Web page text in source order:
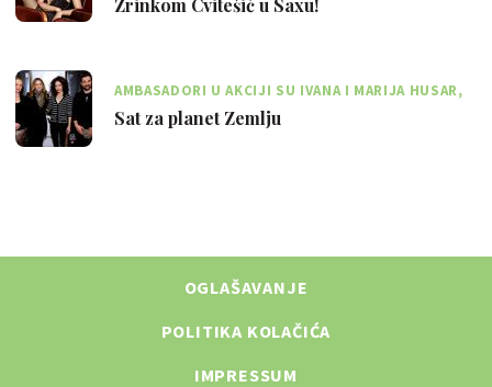
Zrinkom Cvitešić u Saxu!
AMBASADORI U AKCIJI SU IVANA I MARIJA HUSAR,
ZRINKA CVITEŠIĆ I HRVOJE RUPČIĆ
Sat za planet Zemlju
OGLAŠAVANJE
POLITIKA KOLAČIĆA
IMPRESSUM